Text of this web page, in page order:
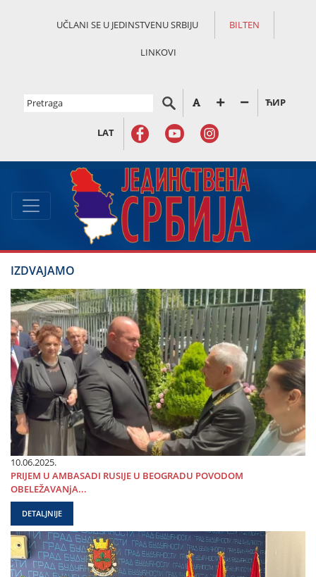
UČLANI SE U JEDINSTVENU SRBIJU BILTEN
LINKOVI
ЋИР
LAT
IZDVAJAMO
10.06.2025.
PRIЈEM U AMBASADI RUSIЈE U BEOGRADU POVODOM
OBELEŽAVANjA...
DETALJNIJE